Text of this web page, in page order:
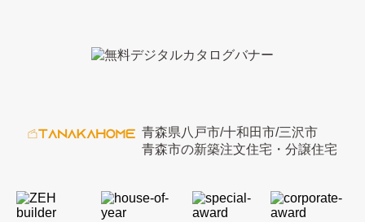
青森県八戸市/十和田市/三沢市
青森市の新築注文住宅・分譲住宅